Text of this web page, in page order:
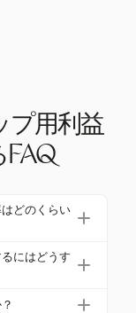
プ用利益
FAQ
どのくらい
益率は50%
30%の間で
にはどうす
の交渉に